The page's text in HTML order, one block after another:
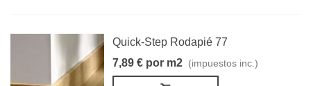
Quick-Step Rodapié 77
7,89 € por m2 (impuestos inc.)